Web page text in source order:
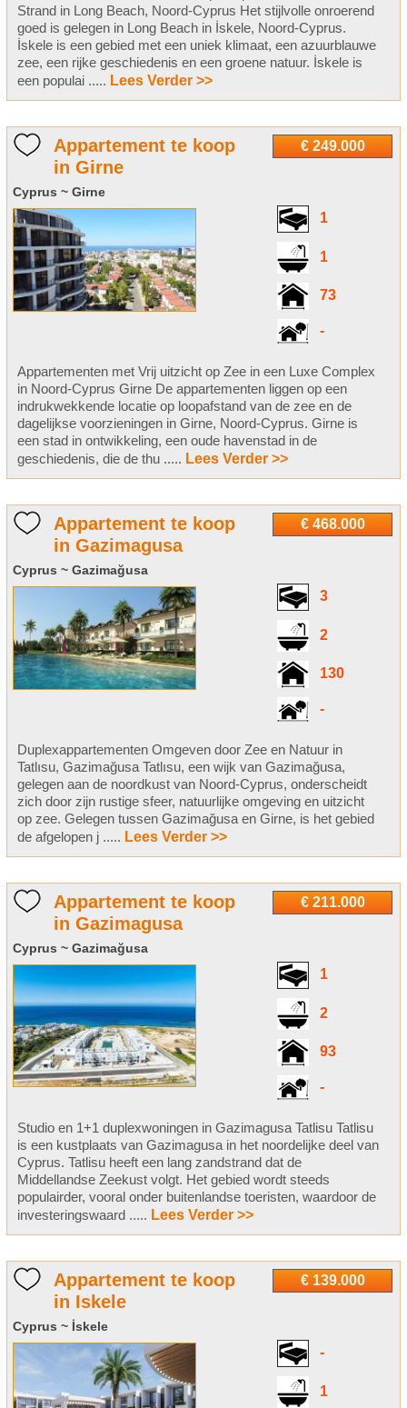
Strand in Long Beach, Noord-Cyprus Het stijlvolle onroerend
goed is gelegen in Long Beach in İskele, Noord-Cyprus.
İskele is een gebied met een uniek klimaat, een azuurblauwe
zee, een rijke geschiedenis en een groene natuur. İskele is
een populai ..... Lees Verder >>
€ 249.000
Appartement te koop
in Girne
Cyprus ~ Girne
1
1
73
-
Appartementen met Vrij uitzicht op Zee in een Luxe Complex
in Noord-Cyprus Girne De appartementen liggen op een
indrukwekkende locatie op loopafstand van de zee en de
dagelijkse voorzieningen in Girne, Noord-Cyprus. Girne is
een stad in ontwikkeling, een oude havenstad in de
geschiedenis, die de thu ..... Lees Verder >>
€ 468.000
Appartement te koop
in Gazimagusa
Cyprus ~ Gazimağusa
3
2
130
-
Duplexappartementen Omgeven door Zee en Natuur in
Tatlısu, Gazimağusa Tatlısu, een wijk van Gazimağusa,
gelegen aan de noordkust van Noord-Cyprus, onderscheidt
zich door zijn rustige sfeer, natuurlijke omgeving en uitzicht
op zee. Gelegen tussen Gazimağusa en Girne, is het gebied
de afgelopen j ..... Lees Verder >>
€ 211.000
Appartement te koop
in Gazimagusa
Cyprus ~ Gazimağusa
1
2
93
-
Studio en 1+1 duplexwoningen in Gazimagusa Tatlisu Tatlisu
is een kustplaats van Gazimagusa in het noordelijke deel van
Cyprus. Tatlisu heeft een lang zandstrand dat de
Middellandse Zeekust volgt. Het gebied wordt steeds
populairder, vooral onder buitenlandse toeristen, waardoor de
investeringswaard ..... Lees Verder >>
€ 139.000
Appartement te koop
in Iskele
Cyprus ~ İskele
-
1